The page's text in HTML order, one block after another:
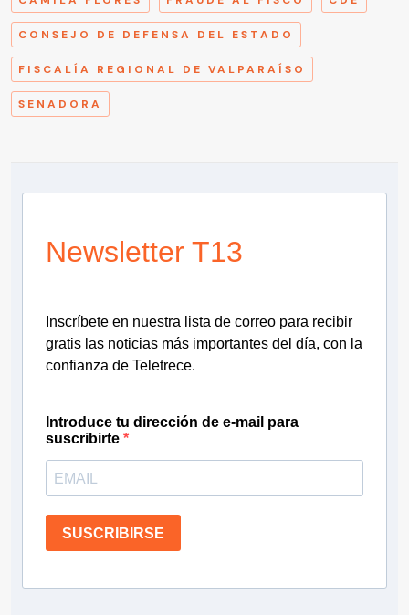
CONSEJO DE DEFENSA DEL ESTADO
FISCALÍA REGIONAL DE VALPARAÍSO
SENADORA
Newsletter T13
Inscríbete en nuestra lista de correo para recibir
gratis las noticias más importantes del día, con la
confianza de Teletrece.
Introduce tu dirección de e-mail para
suscribirte
SUSCRIBIRSE